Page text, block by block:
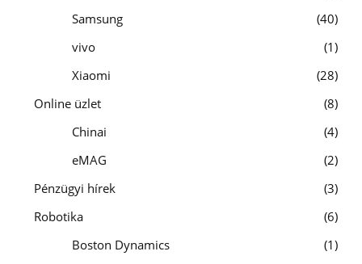
Samsung
40
vivo
1
Xiaomi
28
Online üzlet
8
Chinai
4
eMAG
2
Pénzügyi hírek
3
Robotika
6
Boston Dynamics
1